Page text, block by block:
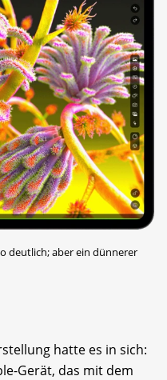
deutlich; aber ein dünnerer
hatte es in sich:
Gerät, das mit dem